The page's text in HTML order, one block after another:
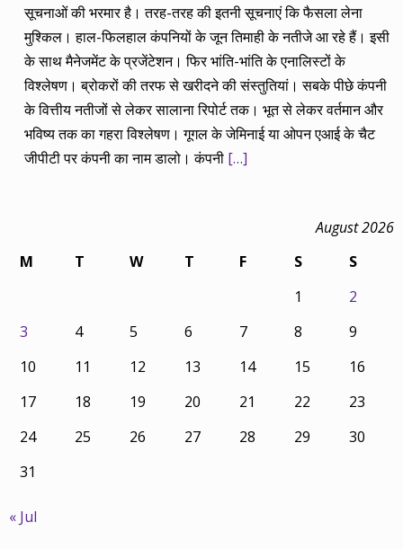
सूचनाओं की भरमार है। तरह-तरह की इतनी सूचनाएं कि फैसला लेना
मुश्किल। हाल-फिलहाल कंपनियों के जून तिमाही के नतीजे आ रहे हैं। इसी
के साथ मैनेजमेंट के प्रजेंटेशन। फिर भांति-भांति के एनालिस्टों के
विश्लेषण। ब्रोकरों की तरफ से खरीदने की संस्तुतियां। सबके पीछे कंपनी
के वित्तीय नतीजों से लेकर सालाना रिपोर्ट तक। भूत से लेकर वर्तमान और
भविष्य तक का गहरा विश्लेषण। गूगल के जेमिनाई या ओपन एआई के चैट
जीपीटी पर कंपनी का नाम डालो। कंपनी […]
August 2026
M
T W T F S
S
1
2
3
4 5 6 7 8
9
10
11 12 13 14 15
16
17
18 19 20 21 22
23
24
25 26 27 28 29
30
31
« Jul